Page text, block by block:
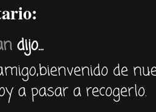
dijo...
de
a pasar a recogerlo.